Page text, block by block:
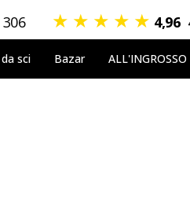
★ ★ ★ ★ ★ 4,96
sci Bazar ALL'INGROSSO